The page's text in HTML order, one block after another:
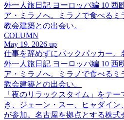
外一人旅日記 ヨーロッパ編 10 西
ア・ミラノへ。ミラノで食べる
教会建築との出会い。
COLUMN
May 19. 2026 up
仕事を辞めずにバックパッカー
外一人旅日記 ヨーロッパ編 10 西
ア・ミラノへ。ミラノで食べる
教会建築との出会い。
「夜のリラックスタイム」をテ
き、ジェーン・スー、ヒャダイ
が参加。名古屋を拠点とする株